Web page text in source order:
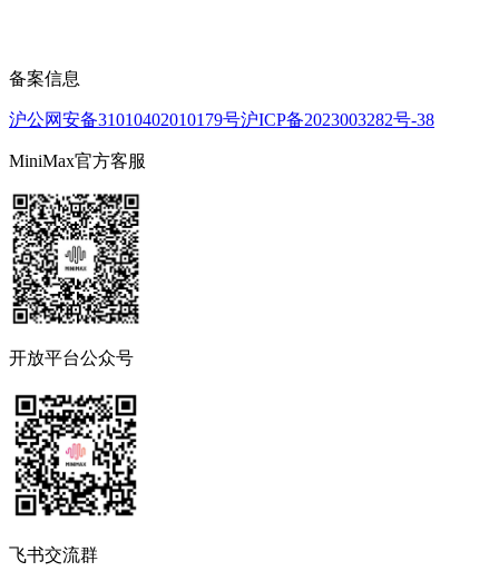
备案信息
沪公网安备31010402010179号沪ICP备2023003282号-38
MiniMax官方客服
开放平台公众号
飞书交流群